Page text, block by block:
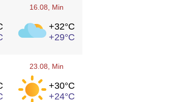
16.08 , Min
+32°C
+29°C
23.08 , Min
+30°C
+24°C